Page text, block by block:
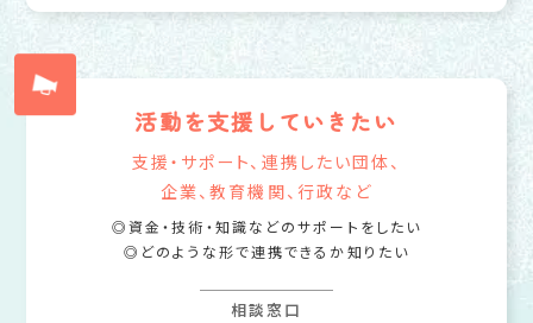
活動を支援していきたい
支援・サポート、連携したい団体、
企業、教育機関、行政など
資金・技術・知識などのサポートをしたい
どのような形で連携できるか知りたい
相談窓口